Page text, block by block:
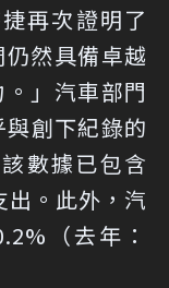
再次證明了
然具備卓越
」汽車部門
創下紀錄的
數據已包含
。此外，汽
（去年：